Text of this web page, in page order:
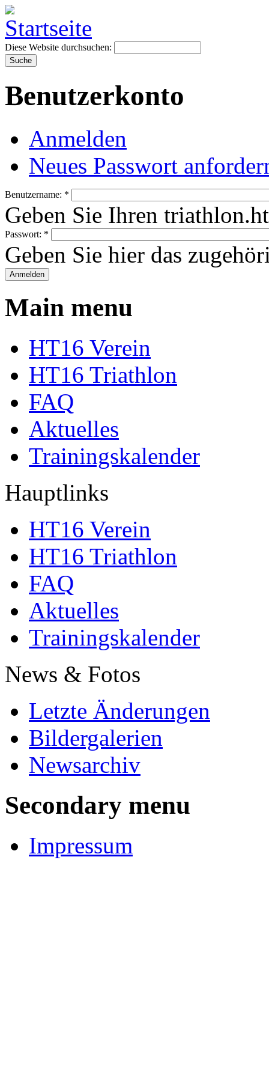
Diese Website durchsuchen:
Benutzerkonto
Anmelden
Neues Passwort
Benutzername: *
Geben Sie Ihren
Passwort: *
Geben Sie hier das
Main menu
HT16 Verein
HT16 Triathlon
FAQ
Aktuelles
Trainingskalender
Hauptlinks
HT16 Verein
HT16 Triathlon
FAQ
Aktuelles
Trainingskalender
News & Fotos
Letzte Änderungen
Bildergalerien
Newsarchiv
Secondary menu
Impressum